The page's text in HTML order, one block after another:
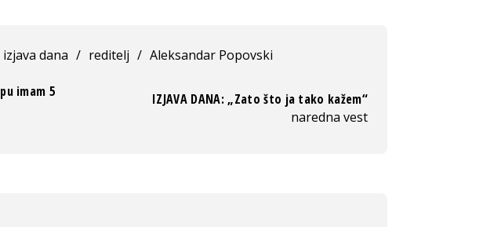
izjava dana / reditelj / Aleksandar Popovski
imam 5
IZJAVA DANA: „Zato što ja tako kažem“
naredna vest